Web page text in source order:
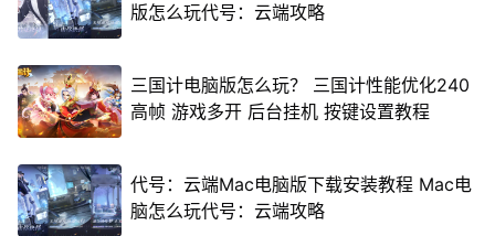
版怎么玩代号：云端攻略
三国计电脑版怎么玩？ 三国计性能优化240
高帧 游戏多开 后台挂机 按键设置教程
代号：云端Mac电脑版下载安装教程 Mac电
脑怎么玩代号：云端攻略